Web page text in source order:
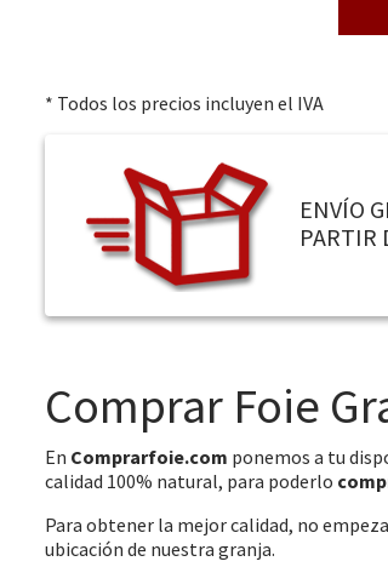
* Todos los precios incluyen el IVA
ENVÍO
PARTIR
Comprar Foie
En Comprarfoie.com ponemos a tu
calidad 100% natural, para poderlo
Para obtener la mejor calidad, no
ubicación de nuestra granja.